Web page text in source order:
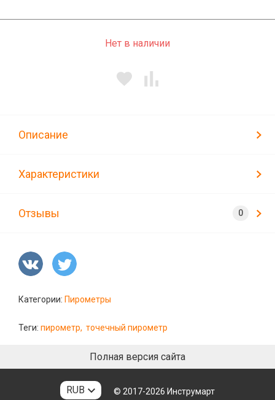
Нет в наличии
Описание
Характеристики
Отзывы
Категории: Пирометры
Теги: пирометр, точечный пирометр
Полная версия сайта
RUB © 2017-2026 Инструмарт